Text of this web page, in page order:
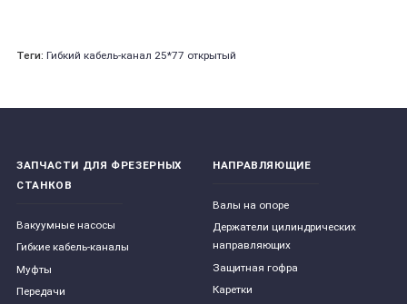
Теги: Гибкий кабель-канал 25*77 открытый
ЗАПЧАСТИ ДЛЯ ФРЕЗЕРНЫХ
СТАНКОВ
Вакуумные насосы
Гибкие кабель-каналы
Муфты
Передачи
НАПРАВЛЯЮЩИЕ
Валы на опоре
Держатели цилиндрических
направляющих
Защитная гофра
Каретки